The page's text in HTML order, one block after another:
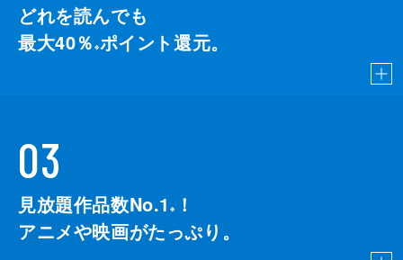
どれを読んでも
最大40％ ※ポイント還元。
03
見放題作品数No.1 ※
！
アニメや映画がたっぷり。